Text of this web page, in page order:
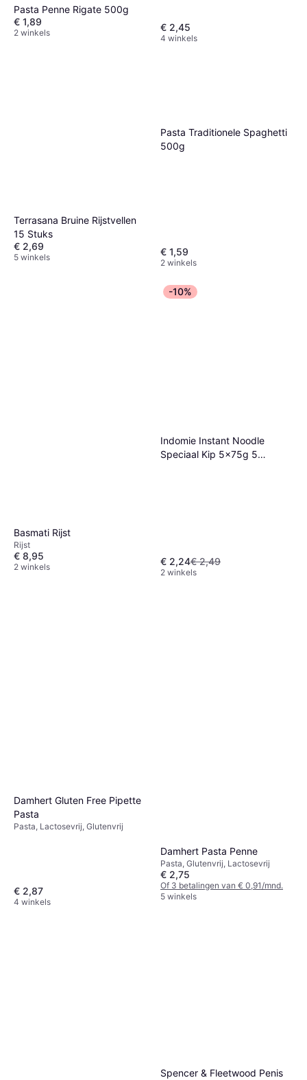
Pasta Penne Rigate 500g
€ 1,89
2 winkels € 2,45
4 winkels
Terrasana Bruine Rijstvellen
15 Stuks
€ 2,69
5 winkels
Pasta Traditionele Spaghetti
500g
€ 1,59
2 winkels
Basmati Rijst
Rijst
€ 8,95
2 winkels
-10%
Indomie Instant Noodle
Speciaal Kip 5x75g 5
€ 2,24€ 2,49
2 winkels
Damhert Gluten Free Pipette
Pasta
Pasta, Lactosevrij, Glutenvrij
€ 2,87
4 winkels
Damhert Pasta Penne
Pasta, Glutenvrij, Lactosevrij
€ 2,75
Of 3 betalingen van € 0,91/mnd.
5 winkels
Spencer & Fleetwood Penis